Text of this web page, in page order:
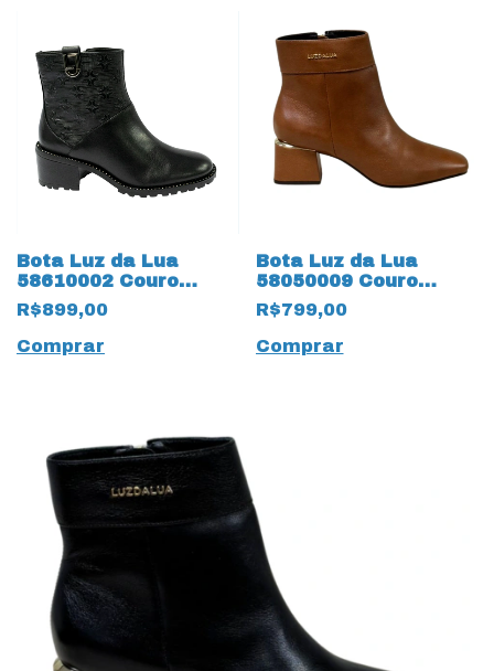
Bota Luz da Lua
58610002 Couro
Natural Saara 15458
Preto
R$899,00
Comprar
Bota Luz da Lua
58050009 Couro
Natural
Montenapoleone
18633 Ambar
R$799,00
Comprar